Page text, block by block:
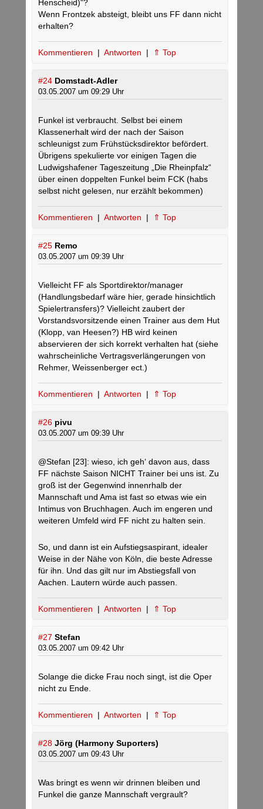
Henscheid)“?
Wenn Frontzek absteigt, bleibt uns FF dann nicht
erhalten?
Kommentieren | Antworten | ⇑ Top
#24 Domstadt-Adler
03.05.2007 um 09:29 Uhr
Funkel ist verbraucht. Selbst bei einem
Klassenerhalt wird der nach der Saison
schleunigst zum Frühstücksdirektor befördert.
Übrigens spekulierte vor einigen Tagen die
Ludwigshafener Tageszeitung „Die Rheinpfalz“
über einen doppelten Funkel beim FCK (habs
selbst nicht gelesen, nur erzählt bekommen)
Kommentieren | Antworten | ⇑ Top
#25 Remo
03.05.2007 um 09:39 Uhr
Vielleicht FF als Sportdirektor/manager
(Handlungsbedarf wäre hier, gerade hinsichtlich
Spielertransfers)? Vielleicht zaubert der
Vorstandsvorsitzende einen Trainer aus dem Hut
(Klopp, van Heesen?) HB wird keinen
abservieren der sich korrekt verhalten hat (siehe
wahrscheinliche Vertragsverlängerungen von
Rehmer, Weissenberger ect.)
Kommentieren | Antworten | ⇑ Top
#26 pivu
03.05.2007 um 09:39 Uhr
@Stefan [23]: wieso, ich geh‘ davon aus, dass
FF nächste Saison NICHT Trainer bei uns ist. Zu
groß ist der Gegenwind innenrhalb der
Mannschaft und Ama ist fast so etwas wie ein
Intimus von Bruchhagen. Auch im engeren und
weiteren Umfeld wird FF nicht zu halten sein.
So, und dann ist ein Aufstiegsaspirant, idealer
Weise in der Nähe von Köln, die beste Adresse
für ihn. Und das gilt nur im Abstiegsfall von
Aachen. Lautern würde auch passen.
Kommentieren | Antworten | ⇑ Top
#27 Stefan
03.05.2007 um 09:42 Uhr
Solange die dicke Frau noch singt, ist die Oper
nicht zu Ende.
Kommentieren | Antworten | ⇑ Top
#28 Jörg (Harmony Suporters)
03.05.2007 um 09:43 Uhr
Was bringt es wenn wir drinnen bleiben und
Funkel die ganze Mannschaft vergrault?